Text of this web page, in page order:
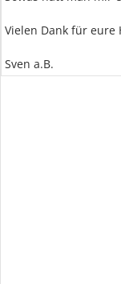
Vielen Dank für
Sven a.B.